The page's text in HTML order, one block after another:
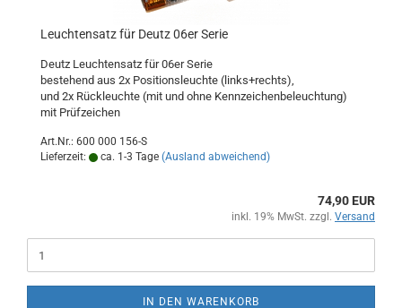
Leuchtensatz für Deutz 06er Serie
Deutz Leuchtensatz für 06er Serie
bestehend aus 2x Positionsleuchte (links+rechts),
und 2x Rückleuchte (mit und ohne Kennzeichenbeleuchtung)
mit Prüfzeichen
Art.Nr.: 600 000 156-S
Lieferzeit:
ca. 1-3 Tage (Ausland abweichend)
74,90 EUR
inkl. 19% MwSt. zzgl. Versand
IN DEN WARENKORB